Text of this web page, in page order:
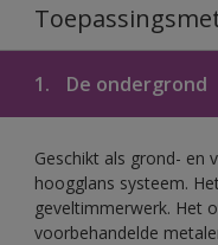
1. De ondergrond
Geschikt als grond- en
hoogglans systeem.
geveltimmerwerk. Het
voorbehandelde